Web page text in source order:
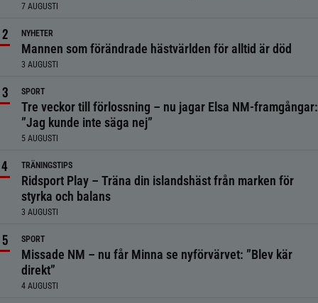
7 AUGUSTI
NYHETER
Mannen som förändrade hästvärlden för alltid är död
3 AUGUSTI
SPORT
Tre veckor till förlossning – nu jagar Elsa NM-framgångar:
”Jag kunde inte säga nej”
5 AUGUSTI
TRÄNINGSTIPS
Ridsport Play – Träna din islandshäst från marken för
styrka och balans
3 AUGUSTI
SPORT
Missade NM – nu får Minna se nyförvärvet: ”Blev kär
direkt”
4 AUGUSTI